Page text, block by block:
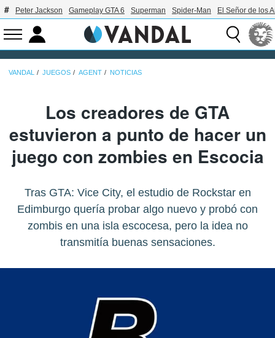
Peter Jackson Gameplay GTA 6 Superman Spider-Man El Señor de los
VANDAL JUEGOS AGENT NOTICIAS
Los creadores de GTA
estuvieron a punto de hacer un
juego con zombies en Escocia
Tras GTA: Vice City, el estudio de Rockstar en
Edimburgo quería probar algo nuevo y probó con
zombis en una isla escocesa, pero la idea no
transmitía buenas sensaciones.